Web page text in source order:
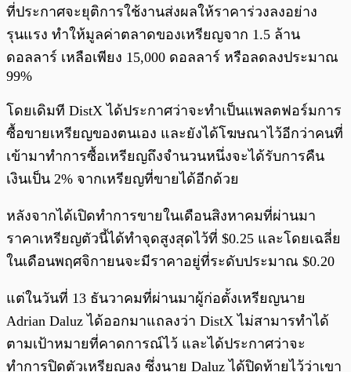
ที่ประกาศจะยุติการใช้งานส่งผลให้ราคาร่วงลงอย่าง
รุนแรง ทำให้มูลค่าตลาดของเหรียญจาก 1.5 ล้าน
ดอลลาร์ เหลือเพียง 15,000 ดอลลาร์ หรือลดลงประมาณ
99%
โดยเดิมที DistX ได้ประกาศว่าจะทำเป็นแพลตฟอร์มการ
ซื้อขายเหรียญของตนเอง และยังได้โฆษณาไว้อีกว่าคนที่
เข้ามาทำการซื้อเหรียญถึงจำนวนหนึ่งจะได้รับการคืน
เงินเป็น 2% จากเหรียญที่ขายได้อีกด้วย
หลังจากได้เปิดทำการขายในเดือนสิงหาคมที่ผ่านมา
ราคาเหรียญตัวนี้ได้ทำจุดสูงสุดไว้ที่ $0.25 และโดยเฉลี่ย
ในเดือนพฤศจิกายนจะมีราคาอยู่ที่ระดับประมาณ $0.20
แต่ในวันที่ 13 ธันวาคมที่ผ่านมาผู้ก่อตั้งเหรียญนาย
Adrian Daluz ได้ออกมาแถลงว่า DistX ไม่สามารทำได้
ตามเป้าหมายที่คาดการณ์ไว้ และได้ประกาศว่าจะ
ทำการปิดตัวเหรียญลง ซึ่งนาย Daluz ได้ปิดท้ายไว้ว่าเขา